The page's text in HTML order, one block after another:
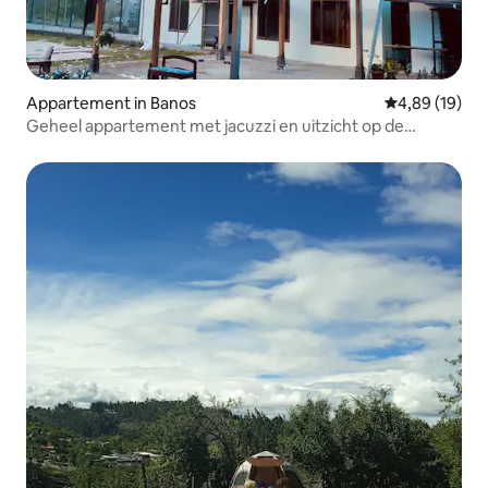
Appartement in Banos Gemiddelde
4,89 (19)
Geheel appartement met jacuzzi en uitzicht op de